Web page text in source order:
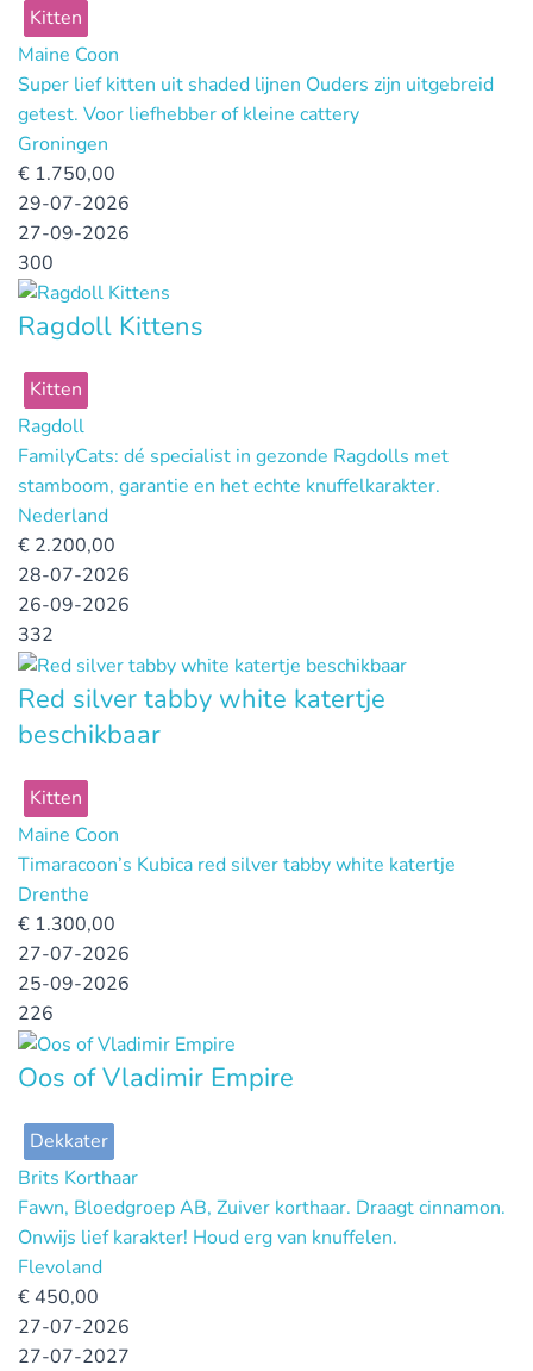
Kitten
Maine Coon
Super lief kitten uit shaded lijnen Ouders zijn uitgebreid
getest. Voor liefhebber of kleine cattery
Groningen
€ 1.750,00
29-07-2026
27-09-2026
300
Ragdoll Kittens
Kitten
Ragdoll
FamilyCats: dé specialist in gezonde Ragdolls met
stamboom, garantie en het echte knuffelkarakter.
Nederland
€ 2.200,00
28-07-2026
26-09-2026
332
Red silver tabby white katertje
beschikbaar
Kitten
Maine Coon
Timaracoon’s Kubica red silver tabby white katertje
Drenthe
€ 1.300,00
27-07-2026
25-09-2026
226
Oos of Vladimir Empire
Dekkater
Brits Korthaar
Fawn, Bloedgroep AB, Zuiver korthaar. Draagt cinnamon.
Onwijs lief karakter! Houd erg van knuffelen.
Flevoland
€ 450,00
27-07-2026
27-07-2027